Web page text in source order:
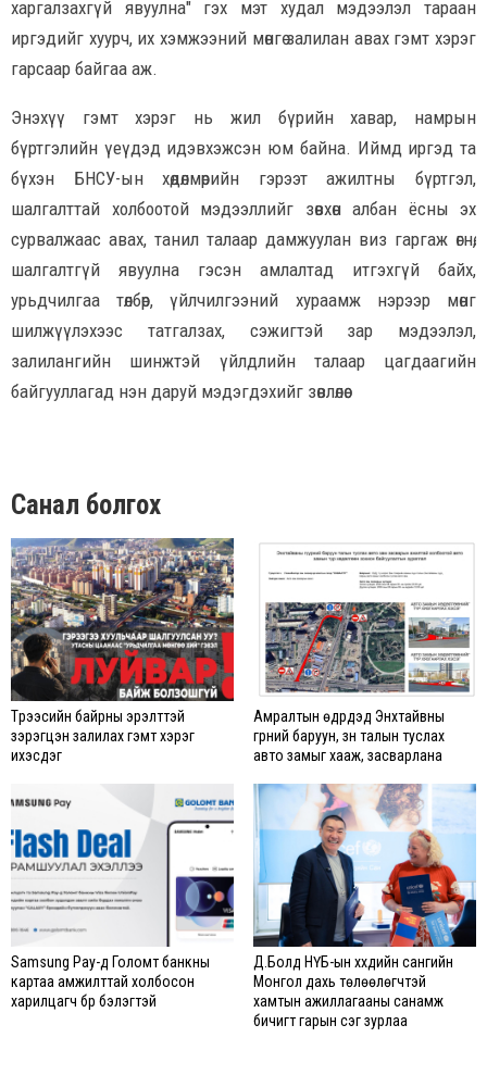
харгалзахгүй явуулна" гэх мэт худал мэдээлэл тараан
иргэдийг хуурч, их хэмжээний мөнгө залилан авах гэмт хэрэг
гарсаар байгаа аж.
Энэхүү гэмт хэрэг нь жил бүрийн хавар, намрын
бүртгэлийн үеүдэд идэвхэжсэн юм байна. Иймд иргэд та
бүхэн БНСУ-ын хөдөлмөрийн гэрээт ажилтны бүртгэл,
шалгалттай холбоотой мэдээллийг зөвхөн албан ёсны эх
сурвалжаас авах, танил талаар дамжуулан виз гаргаж өгнө,
шалгалтгүй явуулна гэсэн амлалтад итгэхгүй байх,
урьдчилгаа төлбөр, үйлчилгээний хураамж нэрээр мөнгө
шилжүүлэхээс татгалзах, сэжигтэй зар мэдээлэл,
залилангийн шинжтэй үйлдлийн талаар цагдаагийн
байгууллагад нэн даруй мэдэгдэхийг зөвлөлөө.
Санал болгох
Түрээсийн байрны эрэлттэй
зэрэгцэн залилах гэмт хэрэг
ихэсдэг
Амралтын өдрүүдэд Энхтайвны
гүүрний баруун, зүүн талын туслах
авто замыг хааж, засварлана
Samsung Pay-д Голомт банкны
картаа амжилттай холбосон
харилцагч бүр бэлэгтэй
Д.Болд НҮБ-ын хүүхдийн сангийн
Монгол дахь төлөөлөгчтэй
хамтын ажиллагааны санамж
бичигт гарын үсэг зурлаа